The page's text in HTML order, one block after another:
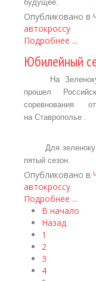
будущее.
Опубликовано в
автокроссу
Подробнее ...
Юбилейный
На
прошел
соревнования
на Ставрополье .
Для
пятый сезон.
Опубликовано в
автокроссу
Подробнее ...
В начало
Назад
1
2
3
4